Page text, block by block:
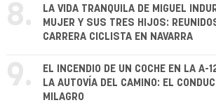
8.
LA VIDA TRANQUILA DE MIGUEL
MUJER Y SUS TRES HIJOS:
CARRERA CICLISTA EN NAVARRA
9.
EL INCENDIO DE UN COCHE EN LA A-
LA AUTOVÍA DEL CAMINO: EL
MILAGRO